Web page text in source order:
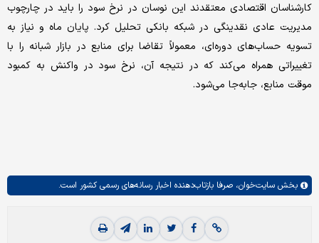
کارشناسان اقتصادی معتقدند این نوسان در نرخ سود را باید در چارچوب
مدیریت عادی نقدینگی در شبکه بانکی تحلیل کرد. پایان ماه و نیاز به
تسویه حساب‌های دوره‌ای، معمولاً تقاضا برای منابع در بازار شبانه را با
تغییراتی همراه می‌کند که در نتیجه آن، نرخ سود در واکنش به کمبود
موقت منابع، جابه‌جا می‌شود.
بخش سایت‌خوان، صرفا بازتاب‌دهنده اخبار رسانه‌های رسمی کشور است.